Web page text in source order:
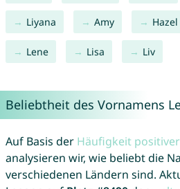
Liyana Amy Hazel
Lene Lisa Liv
Beliebtheit des Vornamens
Auf Basis der Häufigkeit
analysieren wir, wie beliebt die
verschiedenen Ländern sind.